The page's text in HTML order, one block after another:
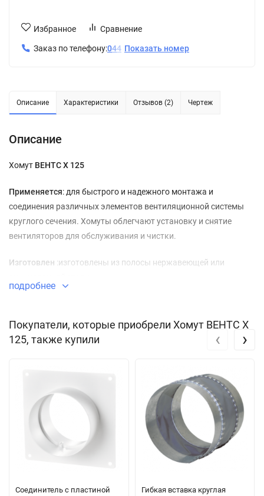
Избранное Сравнение
Заказ по телефону:044 Показать номер
Описание Характеристики Отзывов (2) Чертеж
Описание
Хомут ВЕНТС Х 125
Применяется: для быстрого и надежного монтажа и
соединения различных элементов вентиляционной системы
круглого сечения. Хомуты облегчают установку и снятие
вентиляторов для обслуживания и чистки.
Изготовлен :изготовлены из полосы нержавеющей или
подробнее
Покупатели, которые приобрели Хомут ВЕНТС Х
125, также купили
Соединитель с пластиной
Гибкая вставка круглая
‹ ›